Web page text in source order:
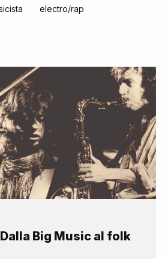
electro/rap
Big Music al folk